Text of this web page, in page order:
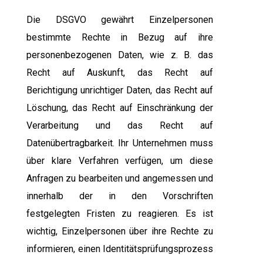
Die DSGVO gewährt Einzelpersonen
bestimmte Rechte in Bezug auf ihre
personenbezogenen Daten, wie z. B. das
Recht auf Auskunft, das Recht auf
Berichtigung unrichtiger Daten, das Recht auf
Löschung, das Recht auf Einschränkung der
Verarbeitung und das Recht auf
Datenübertragbarkeit. Ihr Unternehmen muss
über klare Verfahren verfügen, um diese
Anfragen zu bearbeiten und angemessen und
innerhalb der in den Vorschriften
festgelegten Fristen zu reagieren. Es ist
wichtig, Einzelpersonen über ihre Rechte zu
informieren, einen Identitätsprüfungsprozess